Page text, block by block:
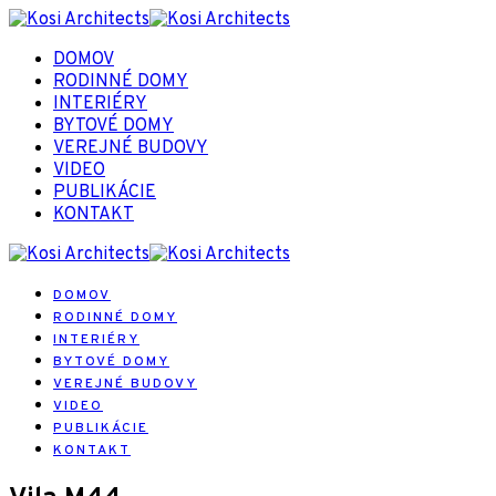
DOMOV
RODINNÉ DOMY
INTERIÉRY
BYTOVÉ DOMY
VEREJNÉ BUDOVY
VIDEO
PUBLIKÁCIE
KONTAKT
DOMOV
RODINNÉ DOMY
INTERIÉRY
BYTOVÉ DOMY
VEREJNÉ BUDOVY
VIDEO
PUBLIKÁCIE
KONTAKT